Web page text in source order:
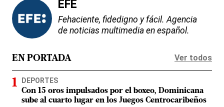
EFE
Fehaciente, fidedigno y fácil. Agencia
de noticias multimedia en español.
EN PORTADA Ver todos
DEPORTES
Con 15 oros impulsados por el boxeo, Dominicana
sube al cuarto lugar en los Juegos Centrocaribeños